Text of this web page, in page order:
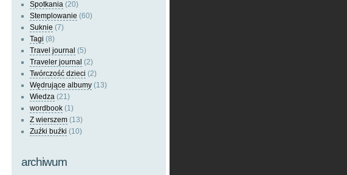
Spotkania (20)
Stemplowanie (60)
Suknie (7)
Tagi (8)
Travel journal (5)
Traveler journal (2)
Twórczość dzieci (2)
Wędrujące albumy (13)
Wiedza (21)
wordbook (1)
Z wierszem (13)
Zuźki buźki (10)
archiwum